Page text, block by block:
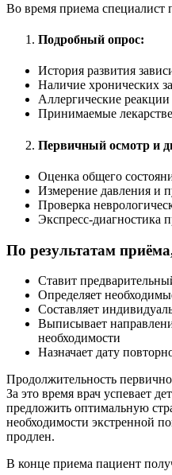
Во время приема специалист
Подробный опрос:
История развития
Наличие хронических
Аллергические реакции
Принимаемые
Первичный осмотр и
Оценка общего
Измерение давления и
Проверка
Экспресс-диагностика
По результатам
Ставит
Определяет
Составляет
Выписывает
необходимости
Назначает дату
Продолжительность
За это время врач успевает
предложить оптимальную
необходимости экстренной
продлен.
В конце приема пациент